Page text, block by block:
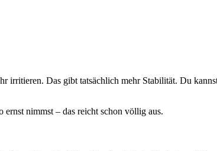
irritieren. Das gibt tatsächlich mehr Stabilität. Du
nimmst – das reicht schon völlig aus.